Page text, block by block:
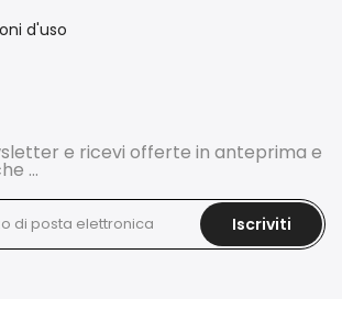
d'uso
e ricevi offerte in anteprima e
...
Iscriviti